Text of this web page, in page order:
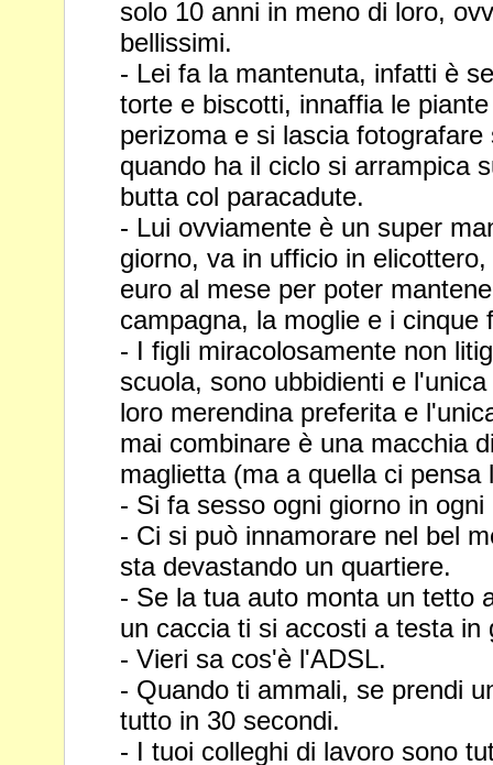
solo 10 anni in meno di loro,
bellissimi.
- Lei fa la mantenuta, infatti è
torte e biscotti, innaffia le
perizoma e si lascia
quando ha il ciclo si arrampica
butta col paracadute.
- Lui ovviamente è un super
giorno, va in ufficio in
euro al mese per poter
campagna, la moglie e i cinque
- I figli miracolosamente non
scuola, sono ubbidienti e
loro merendina preferita e
mai combinare è una macchia
maglietta (ma a quella ci pensa
- Si fa sesso ogni giorno in
- Ci si può innamorare nel bel
sta devastando un quartiere.
- Se la tua auto monta un tetto
un caccia ti si accosti a testa in
- Vieri sa cos'è l'ADSL.
- Quando ti ammali, se prendi
tutto in 30 secondi.
- I tuoi colleghi di lavoro sono